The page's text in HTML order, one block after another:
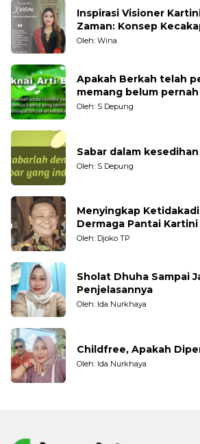
Inspirasi Visioner
Zaman: Konsep Kecakapan Hidup bagi
Generasi Muda
Oleh: Wina
Apakah Berkah telah
memang belum
Oleh: S Depung
Sabar dalam kesedihan
Oleh: S Depung
Menyingkap
Dermaga Pantai
Nelayan Tradisional
Oleh: Djoko TP
Sholat Dhuha Sampai
Penjelasannya
Oleh: Ida Nurkhaya
Childfree, Apakah
Oleh: Ida Nurkhaya